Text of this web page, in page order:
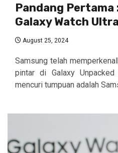
Pandang Pertama
Galaxy Watch Ultra
August 25, 2024
Samsung telah
pintar di Galaxy
mencuri tumpuan adalah